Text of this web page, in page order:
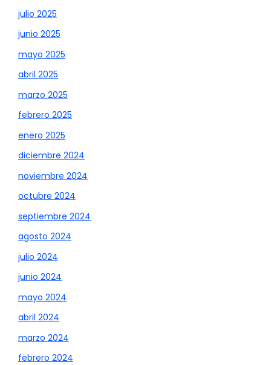
julio 2025
junio 2025
mayo 2025
abril 2025
marzo 2025
febrero 2025
enero 2025
diciembre 2024
noviembre 2024
octubre 2024
septiembre 2024
agosto 2024
julio 2024
junio 2024
mayo 2024
abril 2024
marzo 2024
febrero 2024